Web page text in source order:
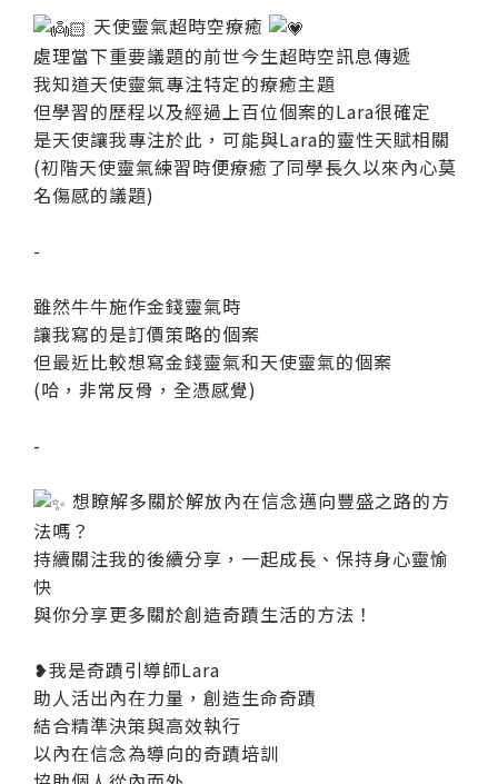
天使靈氣超時空療癒
處理當下重要議題的前世今生超時空訊息傳遞
我知道天使靈氣專注特定的療癒主題
但學習的歷程以及經過上百位個案的Lara很確定
是天使讓我專注於此，可能與Lara的靈性天賦相關
(初階天使靈氣練習時便療癒了同學長久以來內心莫
名傷感的議題)
-
雖然牛牛施作金錢靈氣時
讓我寫的是訂價策略的個案
但最近比較想寫金錢靈氣和天使靈氣的個案
(哈，非常反骨，全憑感覺)
-
想瞭解多關於解放內在信念邁向豐盛之路的方
法嗎？
持續關注我的後續分享，一起成長、保持身心靈愉
快
與你分享更多關於創造奇蹟生活的方法！
❥我是奇蹟引導師Lara
助人活出內在力量，創造生命奇蹟
結合精準決策與高效執行
以內在信念為導向的奇蹟培訓